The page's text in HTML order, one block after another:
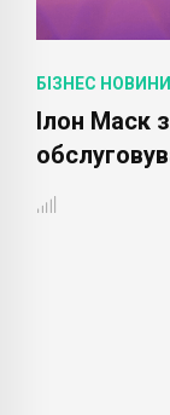
БІЗНЕС НОВИНИ
Ілон Маск